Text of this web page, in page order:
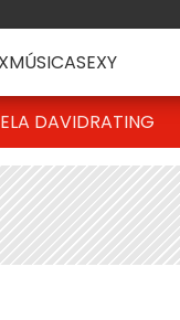
MÚSICASEXY
DAVIDRATING